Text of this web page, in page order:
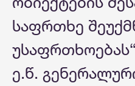
საფრთხე
ე.წ.